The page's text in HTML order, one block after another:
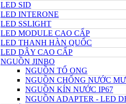
LED SID
LED INTERONE
LED SSLIGHT
LED MODULE CAO CẤP
LED THANH HÀN QUỐC
LED DÂY CAO CẤP
NGUỒN JINBO
NGUỒN TỔ ONG
NGUỒN CHỐNG NƯỚC
NGUỒN KÍN NƯỚC IP67
NGUỒN ADAPTER - LED